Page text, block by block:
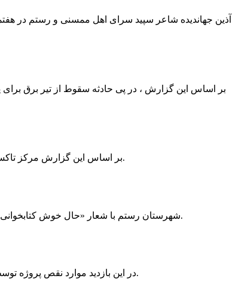
آذین جهاندیده شاعر سپید سرای اهل ممسنی و رستم در
بر اساس این گزارش ، در پی حادثه سقوط از تیر برق
بر اساس این گزارش مرکز تاکسی بی سیم ممسنی به دلیل نداشتن پروانه ی کسب به استناد ماده ی ۲۷ و ۲۸ قانون نظام صنفی با دستور مقام قضایی تا اطلاع ثانوی پلمپ گردید.
شهرستان رستم با شعار «حال خوش کتابخوانی، در سرزمین زرد طلایی رستم» و هماهنگی و همکاری همه دستگاه های فرهنگی و مردم آمادگی خود را برای نامزدی پایخت کتاب ایران اعلام کرد.
در این بازدید موارد نقص پروژه توسط عوامل فنی مشخص و جهت رفع نقص برای رسیدن به مرحله تجهیز کتابخانه به مهران ضرغامی واگذار گردید که در اسرع وقت کار تحویل گردد.